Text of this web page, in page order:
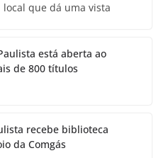
local que dá uma vista
está aberta ao
de 800 títulos
recebe biblioteca
da Comgás